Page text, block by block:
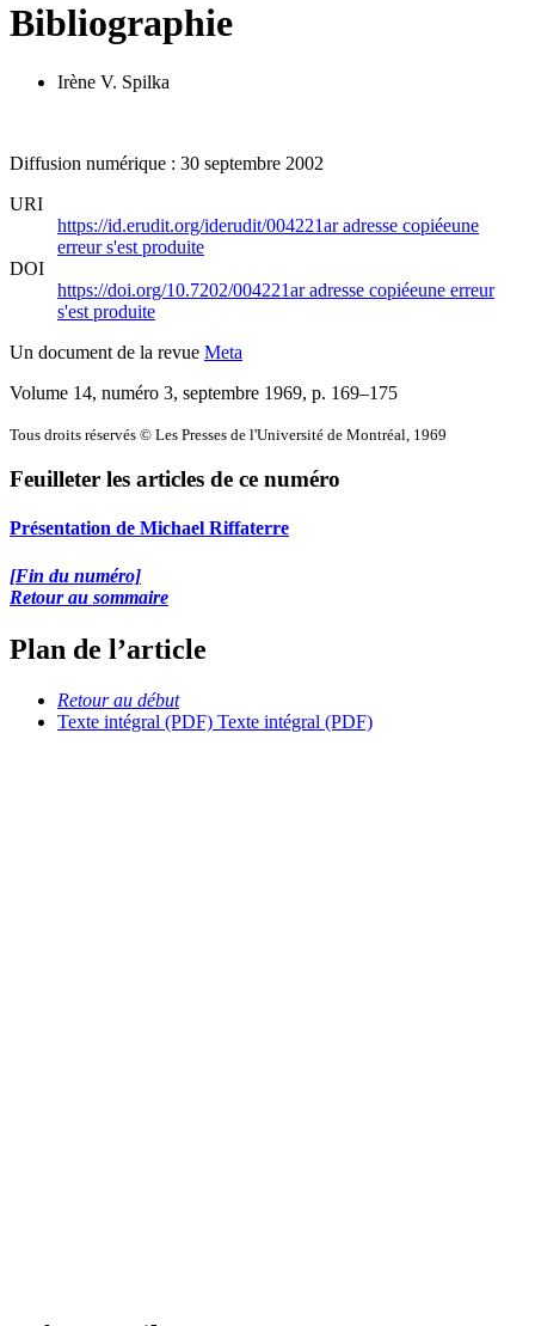
Bibliographie
Irène V. Spilka
Diffusion numérique : 30 septembre 2002
URI
https://id.erudit.org/iderudit/004221aradresse copiéeune
erreur s'est produite
DOI
https://doi.org/10.7202/004221aradresse copiéeune erreur
s'est produite
Un document de la revue Meta
Volume 14, numéro 3, septembre 1969, p. 169–175
Tous droits réservés © Les Presses de l'Université de Montréal, 1969
Feuilleter les articles de ce numéro
Présentation de Michael Riffaterre
[Fin du numéro]
Retour au sommaire
Plan de l’article
Retour au début
Texte intégral (PDF) Texte intégral (PDF)